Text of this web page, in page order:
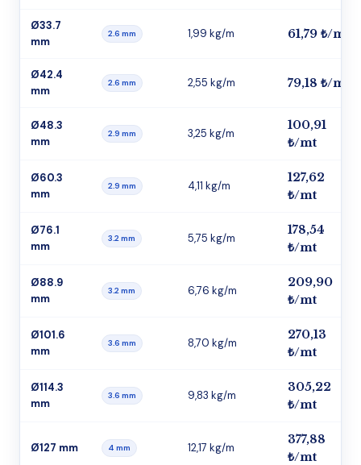
Ø33.7
mm
2.6 mm 1,99 kg/m 61,79 ₺/mt
Ø42.4
mm
2.6 mm 2,55 kg/m 79,18 ₺/mt
Ø48.3
mm
2.9 mm 3,25 kg/m
100,91
₺/mt
Ø60.3
mm
2.9 mm 4,11 kg/m
127,62
₺/mt
Ø76.1
mm
3.2 mm 5,75 kg/m
178,54
₺/mt
Ø88.9
mm
3.2 mm 6,76 kg/m
209,90
₺/mt
Ø101.6
mm
3.6 mm 8,70 kg/m
270,13
₺/mt
Ø114.3
mm
3.6 mm 9,83 kg/m
305,22
₺/mt
Ø127 mm 4 mm 12,17 kg/m
377,88
₺/mt